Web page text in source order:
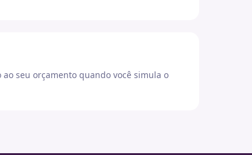
seu orçamento quando você simula o